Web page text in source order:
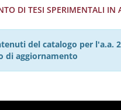
DI TESI SPERIMENTALI IN
del catalogo per l'a.a.
di aggiornamento